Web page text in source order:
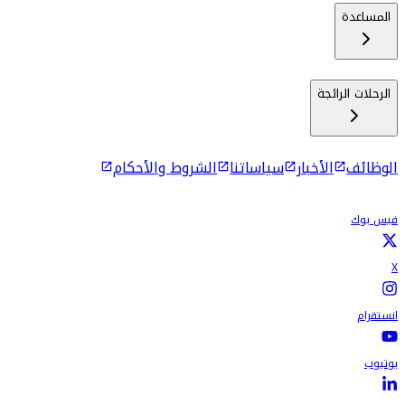
المساعدة
الرحلات الرائجة
الوظائف الأخبار سياساتنا الشروط والأحكام
فيس بوك
X
انستقرام
يوتيوب